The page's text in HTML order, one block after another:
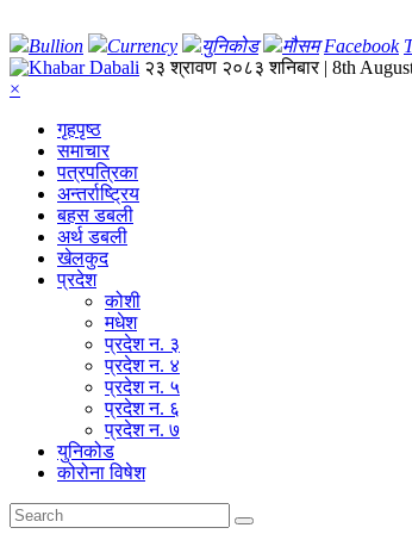
Bullion Currency युनिकोड मौसम Facebook
२३ श्रावण २०८३ शनिबार | 8th
×
गृहपृष्‍ठ
समाचार
पत्रपत्रिका
अन्तर्राष्ट्रिय
बहस डबली
अर्थ डबली
खेलकुद
प्रदेश
कोशी
मधेश
प्रदेश न. ३
प्रदेश न. ४
प्रदेश न. ५
प्रदेश न. ६
प्रदेश न. ७
युनिकोड
कोरोना विषेश